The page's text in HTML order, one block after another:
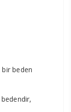
bir beden